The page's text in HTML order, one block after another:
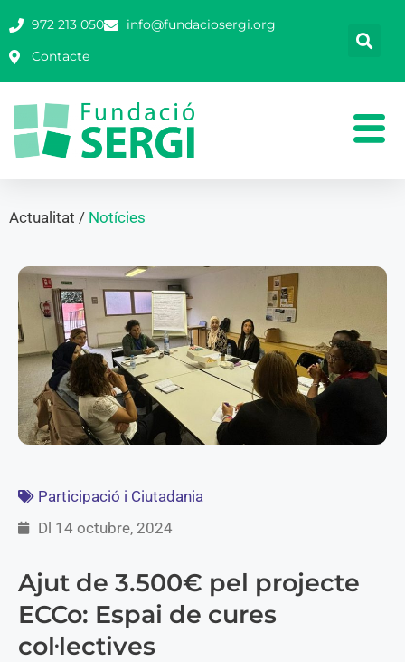
972 213 050
info@fundaciosergi.org
Contacte
Actualitat / Notícies
Participació i Ciutadania
Dl 14 octubre, 2024
Ajut de 3.500€ pel projecte
ECCo: Espai de cures
col·lectives